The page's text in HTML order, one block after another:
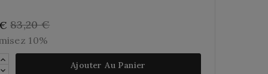
83,20 €
10%
Ajouter Au Panier